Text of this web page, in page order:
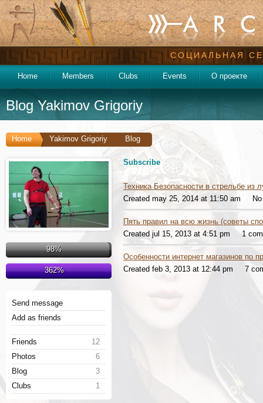
СОЦИАЛЬНАЯ
Home Members Clubs Events О проекте
Blog Yakimov Grigoriy
Home Yakimov Grigoriy Blog
98%
362%
Send message
Add as friends
12
Friends
6
Photos
3
Blog
1
Clubs
Subscribe
Техника Безопасности в стрельбе из
Created may 25, 2014 at 11:50 am
Пять правил на всю жизнь (советы
Created jul 15, 2013 at 4:51 pm
1
Особенности интернет магазинов по
Created feb 3, 2013 at 12:44 pm
7